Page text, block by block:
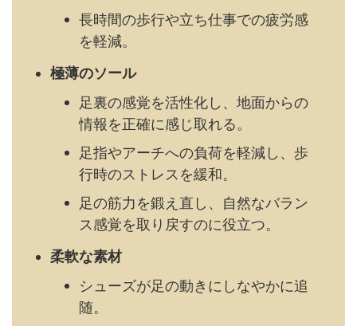
長時間の歩行や立ち仕事での疲労感
を軽減。
極薄のソール
足裏の感覚を活性化し、地面からの
情報を正確に感じ取れる。
足指やアーチへの負荷を軽減し、歩
行時のストレスを緩和。
足の筋力を鍛え直し、自然なバラン
ス感覚を取り戻すのに役立つ。
柔軟な素材
シューズが足の動きにしなやかに追
随。